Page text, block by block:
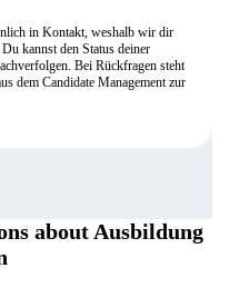
in Kontakt, weshalb wir dir
kannst den Status deiner
Bei Rückfragen steht
dem Candidate Management zur
about Ausbildung